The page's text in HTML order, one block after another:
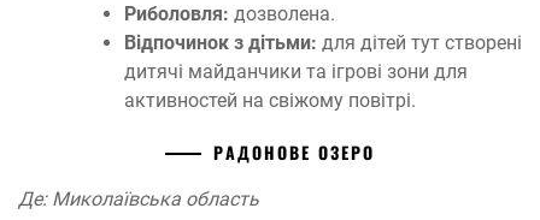
Риболовля: дозволена.
Відпочинок з дітьми: для дітей тут створені
дитячі майданчики та ігрові зони для
активностей на свіжому повітрі.
РАДОНОВЕ ОЗЕРО
Де: Миколаївська область